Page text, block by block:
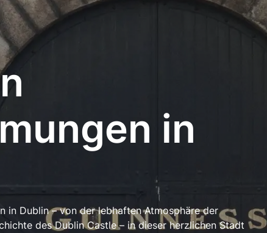
in
in Dublin – von der lebhaften Atmosphäre der
des Dublin Castle – in dieser herzlichen Stadt